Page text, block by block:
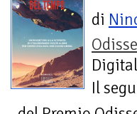
di
Digital
Il